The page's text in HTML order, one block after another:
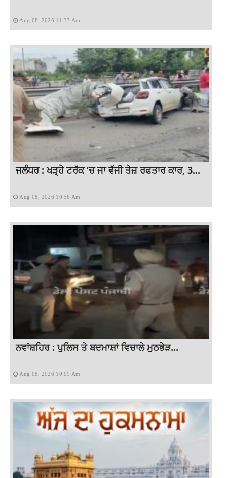
Aug 08, 2026 11:33 Am
ਜਲੰਧਰ : ਖੜ੍ਹੇ ਟਰੱਕ ‘ਚ ਜਾ ਵੱਜੀ ਤੇਜ਼ ਰਫਤਾਰ ਕਾਰ, 3...
Aug 08, 2026 10:56 Am
ਨਵਾਂਸ਼ਹਿਰ : ਪੁਲਿਸ ਤੇ ਬਦਮਾਸ਼ਾਂ ਵਿਚਾਲੇ ਮੁਠਭੇੜ...
Aug 08, 2026 10:09 Am